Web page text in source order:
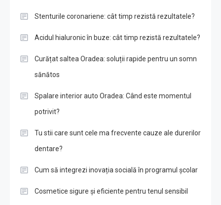
Stenturile coronariene: cât timp rezistă rezultatele?
Acidul hialuronic în buze: cât timp rezistă rezultatele?
Curățat saltea Oradea: soluții rapide pentru un somn
sănătos
Spalare interior auto Oradea: Când este momentul
potrivit?
Tu stii care sunt cele ma frecvente cauze ale durerilor
dentare?
Cum să integrezi inovația socială în programul școlar
Cosmetice sigure și eficiente pentru tenul sensibil